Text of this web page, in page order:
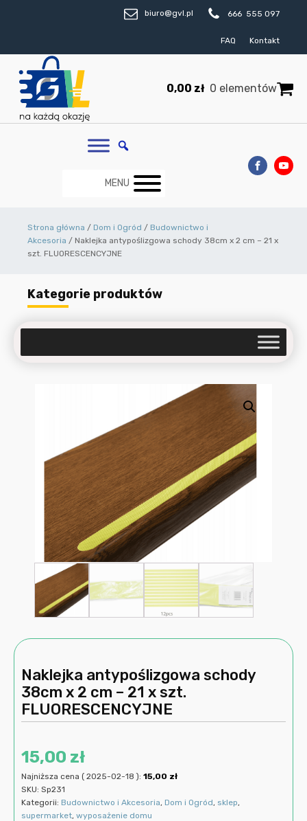
biuro@gvl.pl 666 555 097
FAQ Kontakt
0,00 zł 0 elementów
MENU
Strona główna / Dom i Ogród / Budownictwo i
Akcesoria / Naklejka antypoślizgowa schody 38cm x 2 cm – 21 x
szt. FLUORESCENCYJNE
Kategorie produktów
Naklejka antypoślizgowa schody
38cm x 2 cm – 21 x szt.
FLUORESCENCYJNE
15,00 zł
Najniższa cena ( 2025-02-18 ): 15,00 zł
SKU: Sp231
Kategorii: Budownictwo i Akcesoria, Dom i Ogród, sklep,
supermarket, wyposażenie domu